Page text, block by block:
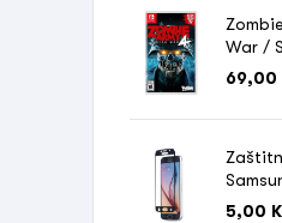
War /
69,00
5,00